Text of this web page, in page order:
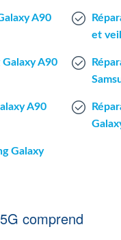
A90
A90
A90
Galaxy
et
comprend